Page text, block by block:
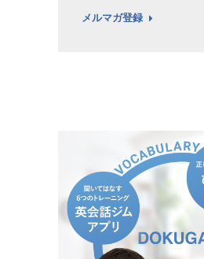
メルマガ登録